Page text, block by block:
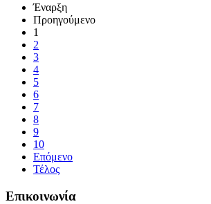
Έναρξη
Προηγούμενο
1
2
3
4
5
6
7
8
9
10
Επόμενο
Τέλος
Επικοινωνία